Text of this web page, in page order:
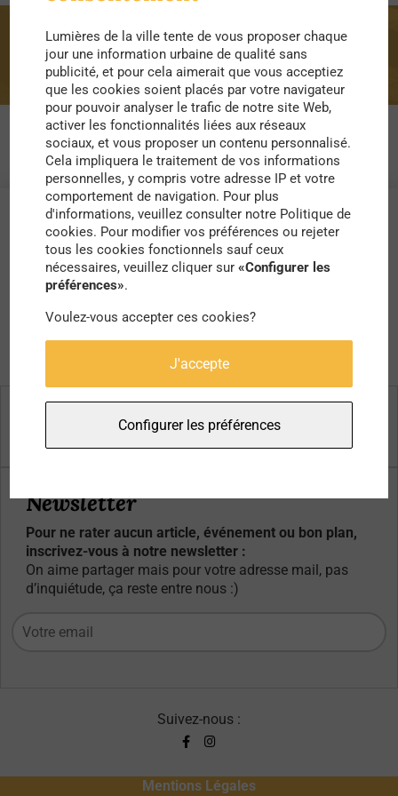
pratique
Newsletter
Pour ne rater aucun article, événement ou bon plan,
inscrivez-vous à notre newsletter :
On aime partager mais pour votre adresse mail, pas
d’inquiétude, ça reste entre nous :)
Suivez-nous :
Mentions Légales
Lumières de la ville tente de vous proposer chaque
jour une information urbaine de qualité sans
publicité, et pour cela aimerait que vous acceptiez
que les cookies soient placés par votre navigateur
pour pouvoir analyser le trafic de notre site Web,
activer les fonctionnalités liées aux réseaux
sociaux, et vous proposer un contenu personnalisé.
Cela impliquera le traitement de vos informations
personnelles, y compris votre adresse IP et votre
comportement de navigation. Pour plus
d'informations, veuillez consulter notre Politique de
cookies. Pour modifier vos préférences ou rejeter
tous les cookies fonctionnels sauf ceux
nécessaires, veuillez cliquer sur«Configurer les
préférences».
Voulez-vous accepter ces cookies?
J'accepte
Configurer les préférences